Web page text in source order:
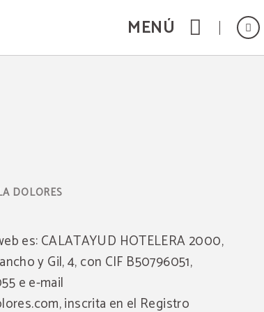
MENÚ
es: CALATAYUD HOTELERA 2000,
y Gil, 4, con CIF B50796051,
e e-mail
inscrita en el Registro